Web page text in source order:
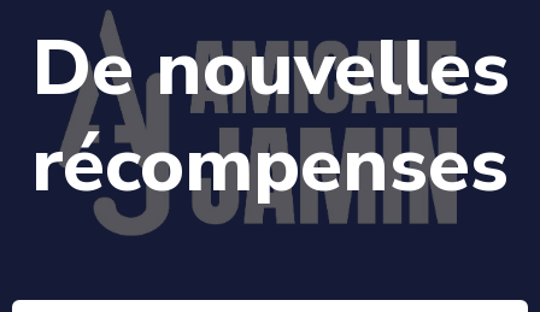
De nouvelles
récompenses